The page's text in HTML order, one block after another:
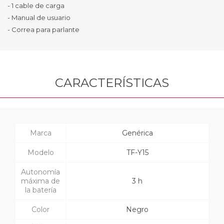
- 1 cable de carga
- Manual de usuario
- Correa para parlante
CARACTERÍSTICAS
Marca Genérica
Modelo TF-Y15
Autonomía
máxima de
la batería
3 h
Color Negro